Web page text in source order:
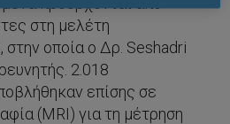
στη μελέτη
στην οποία ο Δρ. Seshadri
2.018
επίσης σε
(MRI) για τη μέτρηση